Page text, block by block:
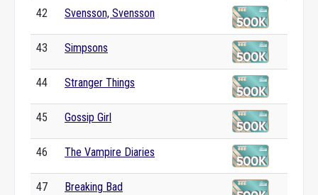
42 Svensson, Svensson
43 Simpsons
44 Stranger Things
45 Gossip Girl
46 The Vampire Diaries
47 Breaking Bad